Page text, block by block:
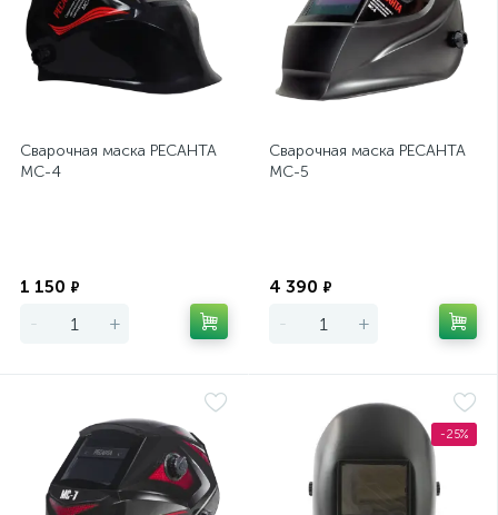
Сварочная маска РЕСАНТА
МС-4
1 150 ₽
- +
Сварочная маска РЕСАНТА
МС-5
4 390 ₽
- +
-25%